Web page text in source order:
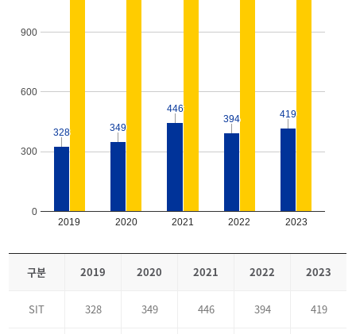
2019 2020 2021 2022 2023
0
300
600
900
328
328 349
349
446
446
394
394 419
419
구분 2019 2020 2021 2022 2023
SIT 328 349 446 394 419